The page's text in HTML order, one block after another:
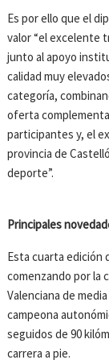
Es por ello que el
valor “el excelente
junto al apoyo
calidad muy
categoría,
oferta
participantes y, el
provincia de
deporte”.
Principales
Esta cuarta edición
comenzando por la
Valenciana de
campeona
seguidos de 90
carrera a pie.